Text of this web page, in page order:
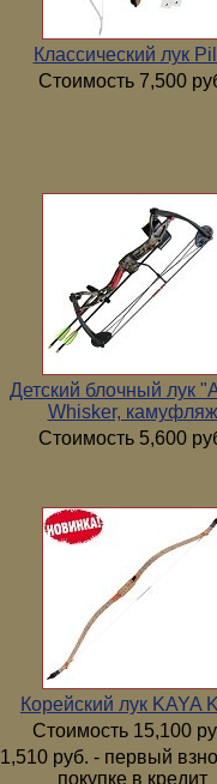
Классический лук
Стоимость 7,500
Детский блочный лук
Whisker, камуфляж
Стоимость 5,600
Корейский лук KAYA
Стоимость 15,100
1,510 руб. - первый
покупке в кредит